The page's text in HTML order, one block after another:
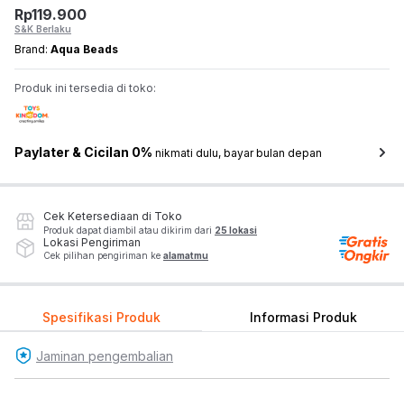
Rp119.900
S&K Berlaku
Brand: Aqua Beads
Produk ini tersedia di toko:
Paylater & Cicilan 0% nikmati dulu, bayar bulan depan
Cek Ketersediaan di Toko
Produk dapat diambil atau dikirim dari 25 lokasi
Lokasi Pengiriman
Cek pilihan pengiriman ke alamatmu
Spesifikasi Produk Informasi Produk
Jaminan pengembalian